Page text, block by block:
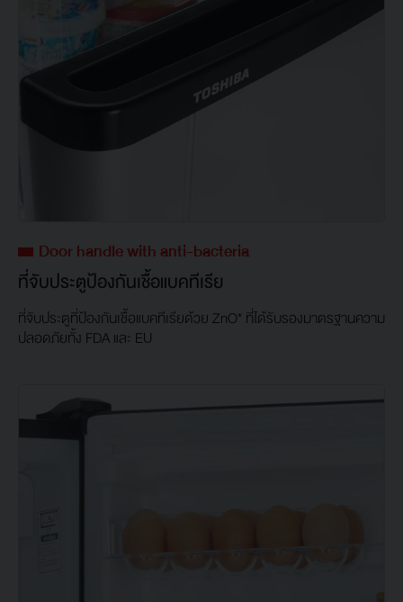
Door handle with anti-bacteria
ที่จับประตูป้องกันเชื้อแบคทีเรีย
ที่จับประตูที่ป้องกันเชื้อแบคทีเรียด้วย ZnO* ที่ได้รับรองมาตรฐานความ
ปลอดภัยทั้ง FDA และ EU